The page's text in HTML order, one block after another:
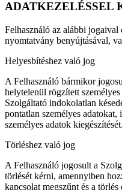
ADATKEZELÉSSEL
Felhasználó az alábbi
nyomtatvány benyújtásával,
Helyesbítéshez való jog
A Felhasználó bármikor
helytelenül rögzített
Szolgáltató indokolatlan
pontatlan személyes
személyes adatok kiegészítését.
Törléshez való jog
A Felhasználó jogosult a
törlését kérni, amennyiben
kapcsolat megszűnt és a